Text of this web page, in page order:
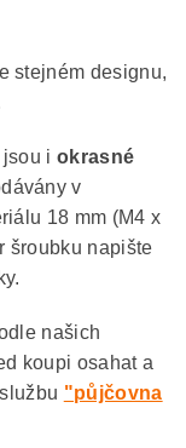
stejném designu,
jsou iokrasné
v
18 mm (M4 x
šroubku napište
našich
koupi osahat a
"půjčovna